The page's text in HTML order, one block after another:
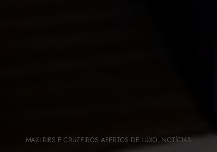
MAXI RIBS E CRUZEIROS ABERTOS DE LUXO, NOTÍCIAS